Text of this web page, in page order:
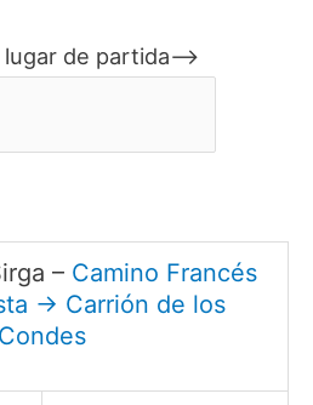
de partida–>
– Camino Francés
→ Carrión de los
Condes